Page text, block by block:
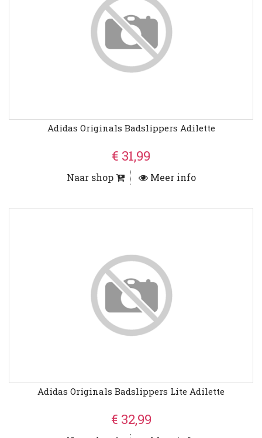
Adidas Originals Badslippers Adilette
€ 31,99
Naar shop Meer info
Adidas Originals Badslippers Lite Adilette
€ 32,99